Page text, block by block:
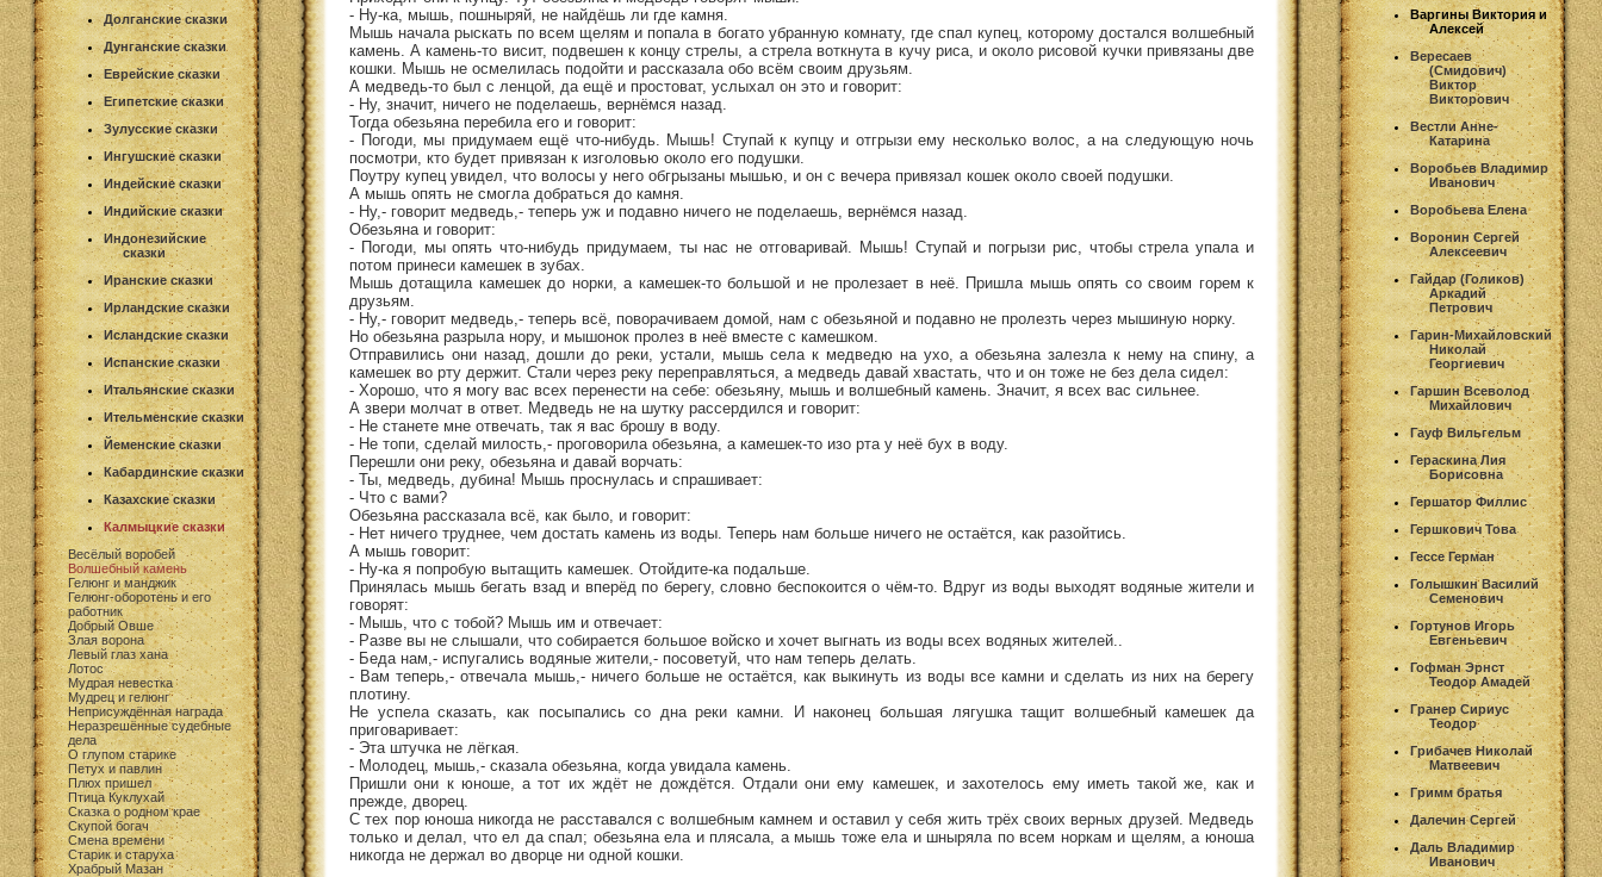
Долганские сказки
Дунганские сказки
Еврейские сказки
Египетские сказки
Зулусские сказки
Ингушские сказки
Индейские сказки
Индийские сказки
Индонезийские
сказки
Иранские сказки
Ирландские сказки
Исландские сказки
Испанские сказки
Итальянские сказки
Ительменские сказки
Йеменские сказки
Кабардинские сказки
Казахские сказки
Калмыцкие сказки
Весёлый воробей
Волшебный камень
Гелюнг и манджик
Гелюнг-оборотень и его
работник
Добрый Овше
Злая ворона
Левый глаз хана
Лотос
Мудрая невестка
Мудрец и гелюнг
Неприсуждённая награда
Неразрешённые судебные
дела
О глупом старике
Петух и павлин
Плюх пришел
Птица Куклухай
Сказка о родном крае
Скупой богач
Смена времени
Старик и старуха
Храбрый Мазан
- Ну-ка, мышь, пошныряй, не найдёшь ли где камня.
Мышь начала рыскать по всем щелям и попала в богато убранную комнату, где спал купец, которому достался волшебный
камень. А камень-то висит, подвешен к концу стрелы, а стрела воткнута в кучу риса, и около рисовой кучки привязаны две
кошки. Мышь не осмелилась подойти и рассказала обо всём своим друзьям.
А медведь-то был с ленцой, да ещё и простоват, услыхал он это и говорит:
- Ну, значит, ничего не поделаешь, вернёмся назад.
Тогда обезьяна перебила его и говорит:
- Погоди, мы придумаем ещё что-нибудь. Мышь! Ступай к купцу и отгрызи ему несколько волос, а на следующую ночь
посмотри, кто будет привязан к изголовью около его подушки.
Поутру купец увидел, что волосы у него обгрызаны мышью, и он с вечера привязал кошек около своей подушки.
А мышь опять не смогла добраться до камня.
- Ну,- говорит медведь,- теперь уж и подавно ничего не поделаешь, вернёмся назад.
Обезьяна и говорит:
- Погоди, мы опять что-нибудь придумаем, ты нас не отговаривай. Мышь! Ступай и погрызи рис, чтобы стрела упала и
потом принеси камешек в зубах.
Мышь дотащила камешек до норки, а камешек-то большой и не пролезает в неё. Пришла мышь опять со своим горем к
друзьям.
- Ну,- говорит медведь,- теперь всё, поворачиваем домой, нам с обезьяной и подавно не пролезть через мышиную норку.
Но обезьяна разрыла нору, и мышонок пролез в неё вместе с камешком.
Отправились они назад, дошли до реки, устали, мышь села к медведю на ухо, а обезьяна залезла к нему на спину, а
камешек во рту держит. Стали через реку переправляться, а медведь давай хвастать, что и он тоже не без дела сидел:
- Хорошо, что я могу вас всех перенести на себе: обезьяну, мышь и волшебный камень. Значит, я всех вас сильнее.
А звери молчат в ответ. Медведь не на шутку рассердился и говорит:
- Не станете мне отвечать, так я вас брошу в воду.
- Не топи, сделай милость,- проговорила обезьяна, а камешек-то изо рта у неё бух в воду.
Перешли они реку, обезьяна и давай ворчать:
- Ты, медведь, дубина! Мышь проснулась и спрашивает:
- Что с вами?
Обезьяна рассказала всё, как было, и говорит:
- Нет ничего труднее, чем достать камень из воды. Теперь нам больше ничего не остаётся, как разойтись.
А мышь говорит:
- Ну-ка я попробую вытащить камешек. Отойдите-ка подальше.
Принялась мышь бегать взад и вперёд по берегу, словно беспокоится о чём-то. Вдруг из воды выходят водяные жители и
говорят:
- Мышь, что с тобой? Мышь им и отвечает:
- Разве вы не слышали, что собирается большое войско и хочет выгнать из воды всех водяных жителей..
- Беда нам,- испугались водяные жители,- посоветуй, что нам теперь делать.
- Вам теперь,- отвечала мышь,- ничего больше не остаётся, как выкинуть из воды все камни и сделать из них на берегу
плотину.
Не успела сказать, как посыпались со дна реки камни. И наконец большая лягушка тащит волшебный камешек да
приговаривает:
- Эта штучка не лёгкая.
- Молодец, мышь,- сказала обезьяна, когда увидала камень.
Пришли они к юноше, а тот их ждёт не дождётся. Отдали они ему камешек, и захотелось ему иметь такой же, как и
прежде, дворец.
С тех пор юноша никогда не расставался с волшебным камнем и оставил у себя жить трёх своих верных друзей. Медведь
только и делал, что ел да спал; обезьяна ела и плясала, а мышь тоже ела и шныряла по всем норкам и щелям, а юноша
никогда не держал во дворце ни одной кошки.
Варгины Виктория и
Алексей
Вересаев
(Смидович)
Виктор
Викторович
Вестли Анне-
Катарина
Воробьев Владимир
Иванович
Воробьева Елена
Воронин Сергей
Алексеевич
Гайдар (Голиков)
Аркадий
Петрович
Гарин-Михайловский
Николай
Георгиевич
Гаршин Всеволод
Михайлович
Гауф Вильгельм
Гераскина Лия
Борисовна
Гершатор Филлис
Гершкович Това
Гессе Герман
Голышкин Василий
Семенович
Гортунов Игорь
Евгеньевич
Гофман Эрнст
Теодор Амадей
Гранер Сириус
Теодор
Грибачев Николай
Матвеевич
Гримм братья
Далечин Сергей
Даль Владимир
Иванович